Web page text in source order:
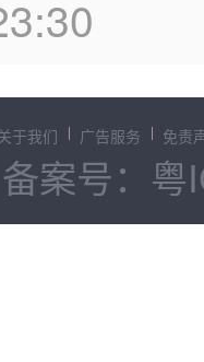
于我们 广告服务 免责
备案号：粤